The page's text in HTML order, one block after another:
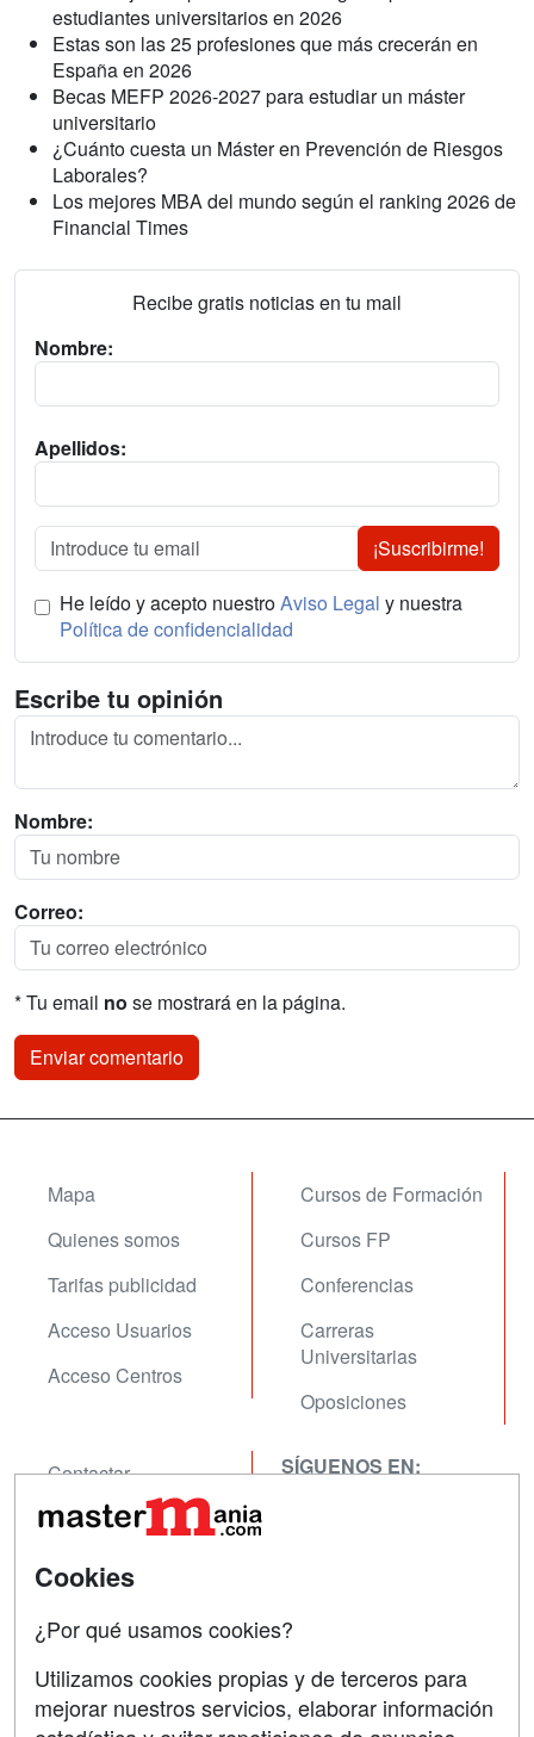
estudiantes universitarios en 2026
Estas son las 25 profesiones que más crecerán en
España en 2026
Becas MEFP 2026-2027 para estudiar un máster
universitario
¿Cuánto cuesta un Máster en Prevención de Riesgos
Laborales?
Los mejores MBA del mundo según el ranking 2026 de
Financial Times
Recibe gratis noticias en tu mail
Nombre:
Apellidos:
¡Suscribirme!
He leído y acepto nuestroAviso Legal y nuestra
Política de confidencialidad
Escribe tu opinión
Nombre:
Correo:
* Tu email no se mostrará en la página.
Mapa
Quienes somos
Tarifas publicidad
Acceso Usuarios
Acceso Centros
Cursos de Formación
Cursos FP
Conferencias
Carreras
Universitarias
Oposiciones
Contactar
Confidencialidad
Aviso legal
SÍGUENOS EN:
Cookies
¿Por qué usamos cookies?
Utilizamos cookies propias y de terceros para
mejorar nuestros servicios, elaborar información